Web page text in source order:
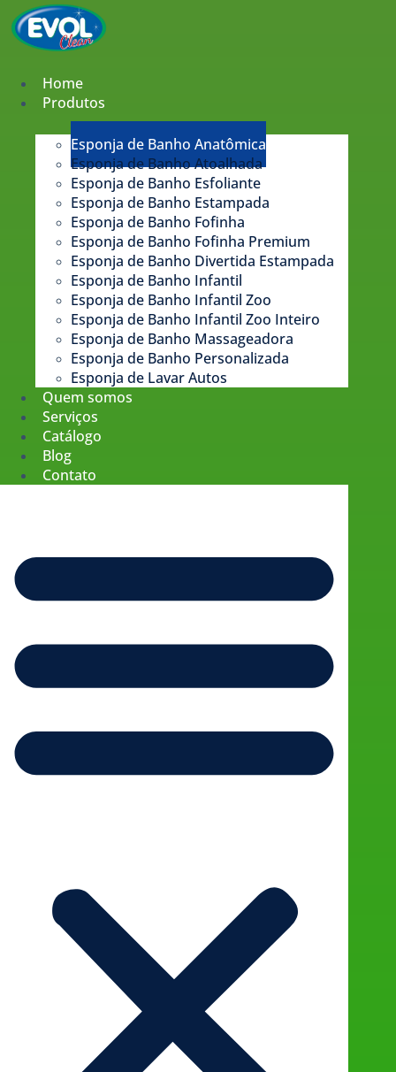
Pular
para
conteúdo
Home
Produtos
Esponja de Banho Anatômica
Esponja de Banho Atoalhada
Esponja de Banho Esfoliante
Esponja de Banho Estampada​
Esponja de Banho Fofinha
Esponja de Banho Fofinha Premium
Esponja de Banho Divertida Estampada
Esponja de Banho Infantil
Esponja de Banho Infantil Zoo
Esponja de Banho Infantil Zoo Inteiro
Esponja de Banho Massageadora
Esponja de Banho Personalizada
Esponja de Lavar Autos
Quem somos
Serviços
Catálogo
Blog
Contato